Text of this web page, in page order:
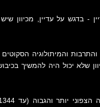
- בדגש על עדיין, מכיוון
והמיתולוגיה
שלא יכול היה להמשיך